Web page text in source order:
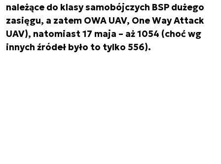
należące do klasy samobójczych BSP dużego
zasięgu, a zatem OWA UAV, One Way Attack
UAV), natomiast 17 maja – aż 1054 (choć wg
innych źródeł było to tylko 556).